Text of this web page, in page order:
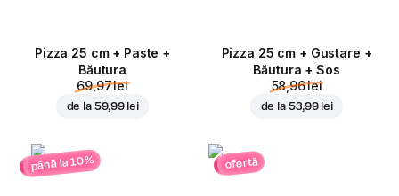
Pizza 25 cm + Paste +
Băutura
69,97 lei
de la 59,99 lei
Pizza 25 cm + Gustare +
Băutura + Sos
58,96 lei
de la 53,99 lei
până la 10% ofertă